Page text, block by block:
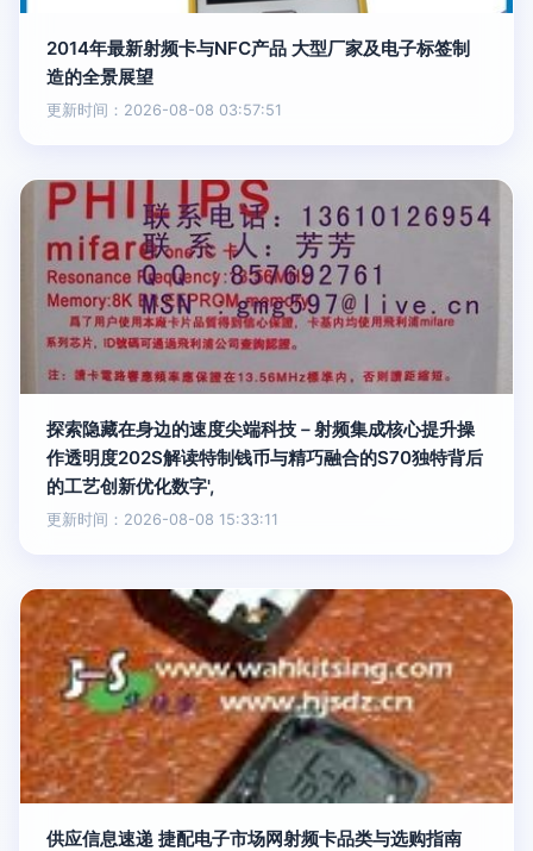
2014年最新射频卡与NFC产品 大型厂家及电子标签制
造的全景展望
更新时间：2026-08-08 03:57:51
探索隐藏在身边的速度尖端科技－射频集成核心提升操
作透明度202S解读特制钱币与精巧融合的S70独特背后
的工艺创新优化数字',
更新时间：2026-08-08 15:33:11
供应信息速递 捷配电子市场网射频卡品类与选购指南